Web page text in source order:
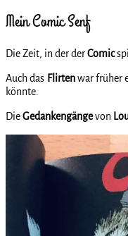
Mein Comic Senf
Die Zeit, in der derComic
Auch das Flirtenwar früher
könnte.
DieGedankengängevon